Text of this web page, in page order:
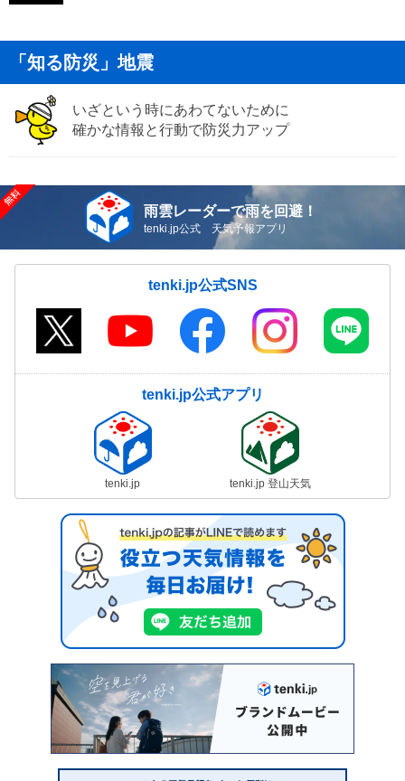
「知る防災」地震
いざという時にあわてないために
確かな情報と行動で防災力アップ
雨雲レーダーで雨を回避！
tenki.jp公式 天気予報アプリ
tenki.jp公式SNS
tenki.jp公式アプリ
tenki.jp tenki.jp 登山天気